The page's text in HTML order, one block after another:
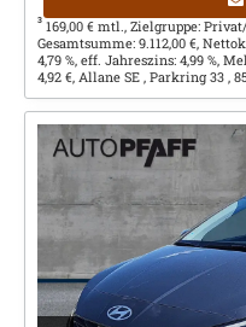
3 169,00 € mtl., Zielgruppe:
Gesamtsumme: 9.112,00 €,
4,79 %, eff. Jahreszins: 4,99 %,
4,92 €, Allane SE , Parkring 33 ,